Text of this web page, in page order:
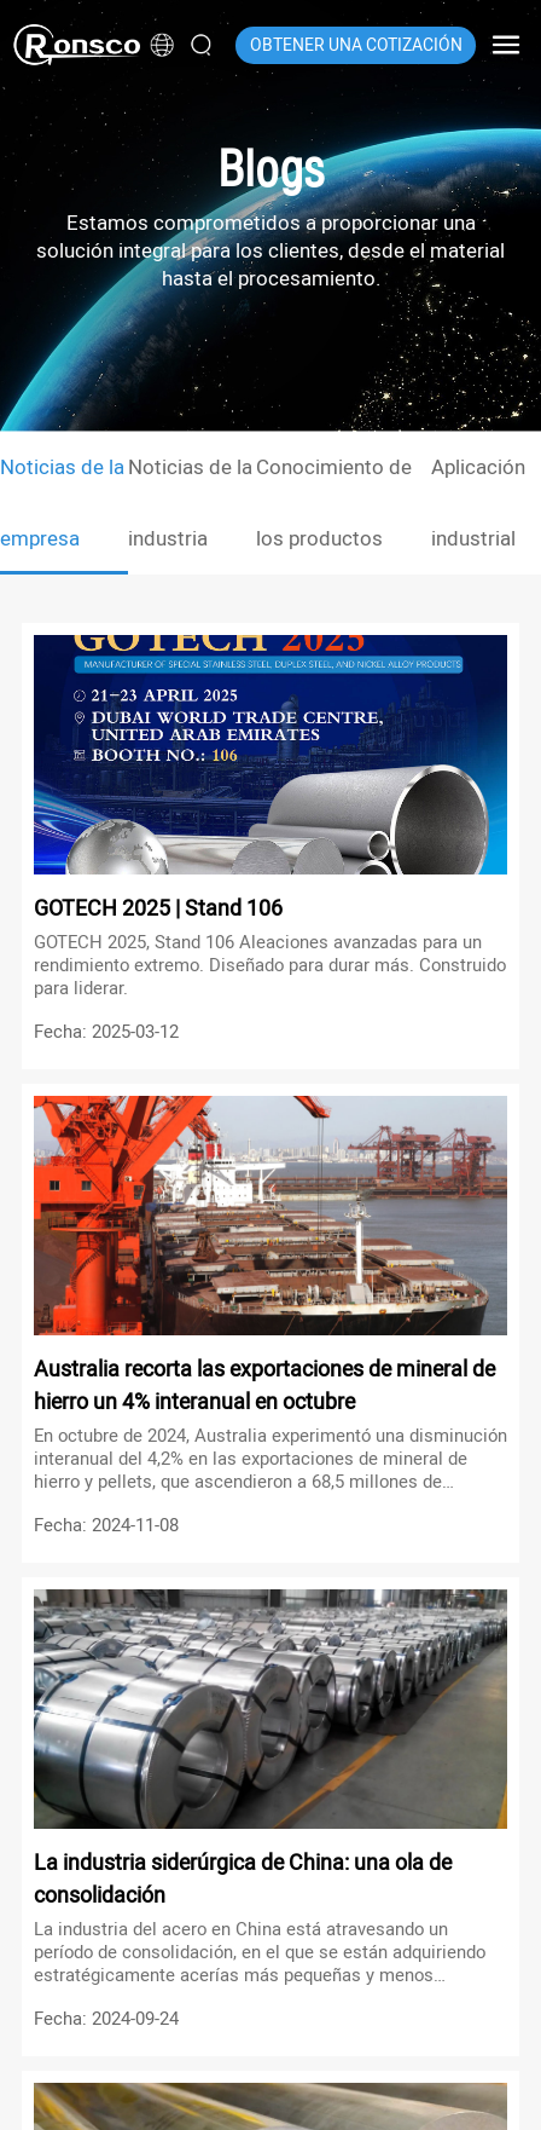
OBTENER UNA COTIZACIÓN
Blogs
Estamos comprometidos a proporcionar una
solución integral para los clientes, desde el material
hasta el procesamiento.
Noticias de la
empresa
Noticias de la
industria
Conocimiento de
los productos
Aplicación
industrial
GOTECH 2025 | Stand 106
GOTECH 2025, Stand 106 Aleaciones avanzadas para un
rendimiento extremo. Diseñado para durar más. Construido
para liderar.
Fecha: 2025-03-12
Australia recorta las exportaciones de mineral de
hierro un 4% interanual en octubre
En octubre de 2024, Australia experimentó una disminución
interanual del 4,2% en las exportaciones de mineral de
hierro y pellets, que ascendieron a 68,5 millones de
Fecha: 2024-11-08
La industria siderúrgica de China: una ola de
consolidación
La industria del acero en China está atravesando un
período de consolidación, en el que se están adquiriendo
estratégicamente acerías más pequeñas y menos
Fecha: 2024-09-24